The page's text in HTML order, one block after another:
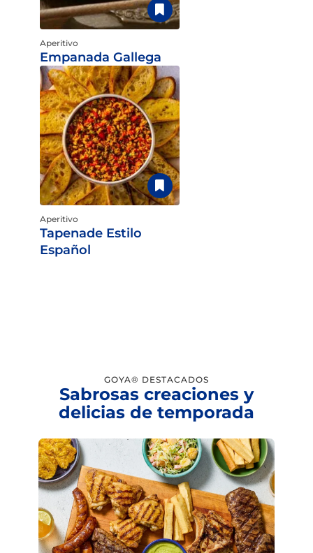
Aperitivo
Empanada Gallega
Aperitivo
Tapenade Estilo
Español
GOYA® DESTACADOS
Sabrosas creaciones y
delicias de temporada